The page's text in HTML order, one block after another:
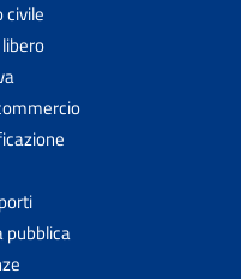
civile
pubblica